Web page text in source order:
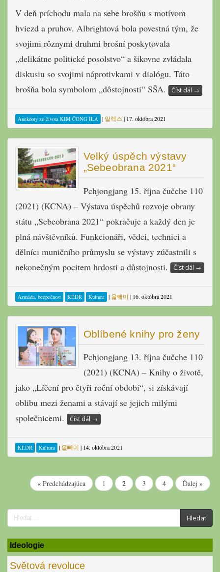
V deň príchodu mala na sebe brošňu s motívom
hviezd a pruhov. Albrightová bola povestná tým, že
svojimi rôznymi druhmi brošní poskytovala
„delikátne politické posolstvo“ a šikovne zvládala
diskusiu so svojimi náprotivkami v dialógu. Táto
brošňa bola symbolom „dôstojnosti“ SŠA.
Číst dál →
Anekdoty zo života KIM ČONG ILA | 알렉스 | 17. októbra 2021
Velký úspěch výstavy
„Sebeobrana 2021“
Pchjongjang 15. října čučche 110
(2021) (KCNA) – Výstava úspěchů rozvoje obrany
státu „Sebeobrana 2021“ pokračuje a každý den je
plná návštěvníků. Funkcionáři, vědci, technici a
dělníci muničního průmyslu se výstavy zúčastnili s
nekonečným pocitem hrdosti a důstojnosti.
Číst dál →
Armáda, bezpečnost KĽDR Kultura | 올빼미 | 16. októbra 2021
Oblíbené knihy pro ženy
Pchjongjang 13. října čučche 110
(2021) (KCNA) – Knihy o životě,
jako „Líčení pro čtyři roční období“, si získávají
oblibu mezi ženami a stávají se jejich milými
společnicemi.
Číst dál →
KĽDR Kultura | 올빼미 | 14. októbra 2021
« Predchádzajúca 1 2 3 4 Ďalej »
Search
for:
Hledat
Ideologie
Světová revoluce